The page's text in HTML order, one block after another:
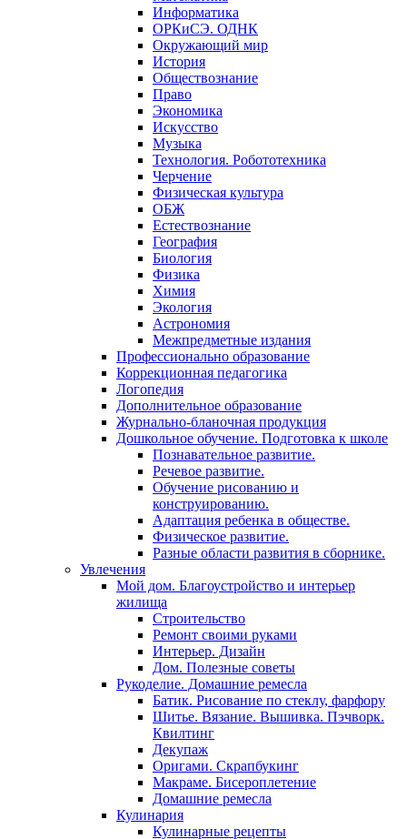
Информатика
ОРКиСЭ. ОДНК
Окружающий мир
История
Обществознание
Право
Экономика
Искусство
Музыка
Технология. Робототехника
Черчение
Физическая культура
ОБЖ
Естествознание
География
Биология
Физика
Химия
Экология
Астрономия
Межпредметные издания
Профессионально образование
Коррекционная педагогика
Логопедия
Дополнительное образование
Журнально-бланочная продукция
Дошкольное обучение. Подготовка к школе
Познавательное развитие.
Речевое развитие.
Обучение рисованию и
конструированию.
Адаптация ребенка в обществе.
Физическое развитие.
Разные области развития в сборнике.
Увлечения
Мой дом. Благоустройство и интерьер
жилища
Строительство
Ремонт своими руками
Интерьер. Дизайн
Дом. Полезные советы
Рукоделие. Домашние ремесла
Батик. Рисование по стеклу, фарфору
Шитье. Вязание. Вышивка. Пэчворк.
Квилтинг
Декупаж
Оригами. Скрапбукинг
Макраме. Бисероплетение
Домашние ремесла
Кулинария
Кулинарные рецепты